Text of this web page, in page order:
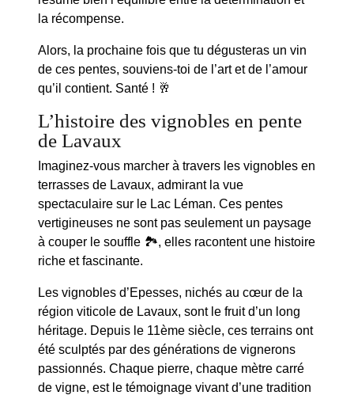
la récompense.
Alors, la prochaine fois que tu dégusteras un vin
de ces pentes, souviens-toi de l’art et de l’amour
qu’il contient. Santé ! 🥂
L’histoire des vignobles en pente
de Lavaux
Imaginez-vous marcher à travers les vignobles en
terrasses de Lavaux, admirant la vue
spectaculaire sur le Lac Léman. Ces pentes
vertigineuses ne sont pas seulement un paysage
à couper le souffle 🏞️, elles racontent une histoire
riche et fascinante.
Les vignobles d’Epesses, nichés au cœur de la
région viticole de Lavaux, sont le fruit d’un long
héritage. Depuis le 11ème siècle, ces terrains ont
été sculptés par des générations de vignerons
passionnés. Chaque pierre, chaque mètre carré
de vigne, est le témoignage vivant d’une tradition